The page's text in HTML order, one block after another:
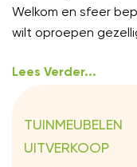
Welkom en sfeer
wilt oproepen
Lees Verder...
TUINMEUBELEN
UITVERKOOP